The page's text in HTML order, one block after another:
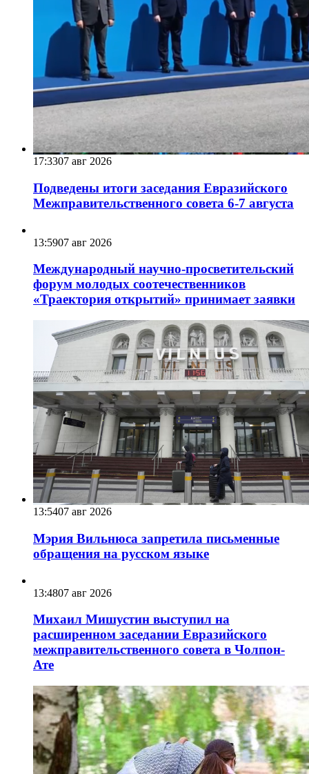
17:3307 авг 2026
Подведены итоги заседания Евразийского
Межправительственного совета 6-7 августа
13:5907 авг 2026
Международный научно-просветительский
форум молодых соотечественников
«Траектория открытий» принимает заявки
13:5407 авг 2026
Мэрия Вильнюса запретила письменные
обращения на русском языке
13:4807 авг 2026
Михаил Мишустин выступил на
расширенном заседании Евразийского
межправительственного совета в Чолпон-
Ате